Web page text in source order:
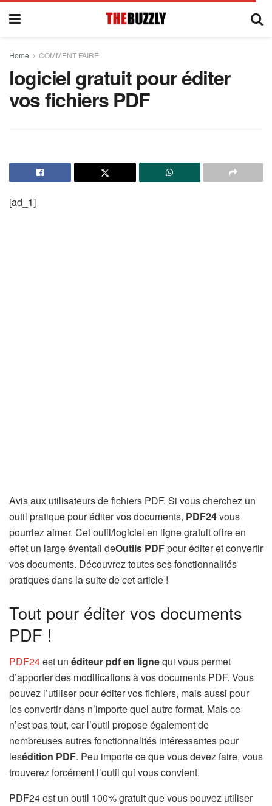
Home COMMENT FAIRE
logiciel gratuit pour éditer
vos fichiers PDF
[ad_1]
Avis aux utilisateurs de fichiers PDF. Si vous cherchez un
outil pratique pour éditer vos documents, PDF24vous
pourriez aimer. Cet outil/logiciel en ligne gratuit offre en
effet un large éventail deOutils PDFpour éditer et convertir
vos documents. Découvrez toutes ses fonctionnalités
pratiques dans la suite de cet article !
Tout pour éditer vos documents
PDF !
PDF24est un éditeur pdf en lignequi vous permet
d’apporter des modifications à vos documents PDF. Vous
pouvez l’utiliser pour éditer vos fichiers, mais aussi pour
les convertir dans n’importe quel autre format. Mais ce
n’est pas tout, car l’outil propose également de
nombreuses autres fonctionnalités intéressantes pour
lesédition PDF. Peu importe ce que vous devez faire, vous
trouverez forcément l’outil qui vous convient.
PDF24 est un outil 100% gratuit que vous pouvez utiliser